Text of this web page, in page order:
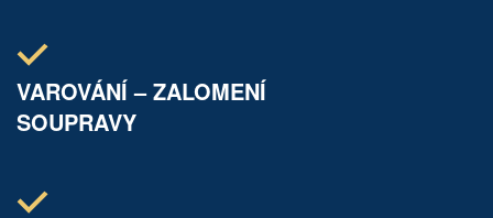
VAROVÁNÍ – ZALOMENÍ
SOUPRAVY